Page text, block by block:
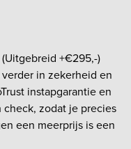
(Uitgebreid +€295,-)
in zekerheid en
instapgarantie en
zodat je precies
een meerprijs is een